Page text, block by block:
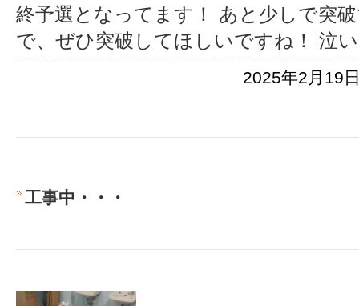
終予選となってます！ あと少しで突
で、ぜひ突破してほしいですね！ 泣
2025年2月19
工事中・・・